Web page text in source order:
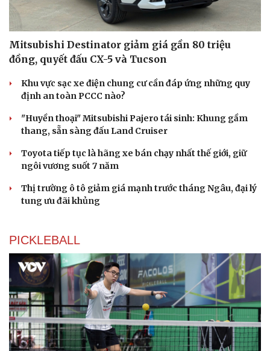
Du lịch
Tư vấn
Săn Tour
Podcast
Câu chuyện thời sự
Đọc truyện đêm khuya
Mitsubishi Destinator giảm giá gần 80 triệu
đồng, quyết đấu CX-5 và Tucson
Khu vực sạc xe điện chung cư cần đáp ứng những quy
định an toàn PCCC nào?
"Huyền thoại" Mitsubishi Pajero tái sinh: Khung gầm
thang, sẵn sàng đấu Land Cruiser
Toyota tiếp tục là hãng xe bán chạy nhất thế giới, giữ
ngôi vương suốt 7 năm
Thị trường ô tô giảm giá mạnh trước tháng Ngâu, đại lý
tung ưu đãi khủng
PICKLEBALL